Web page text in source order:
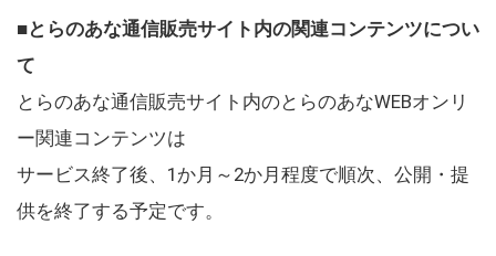
■とらのあな通信販売サイト内の関連コンテンツについ
て
とらのあな通信販売サイト内のとらのあなWEBオンリ
ー関連コンテンツは
サービス終了後、1か月～2か月程度で順次、公開・提
供を終了する予定です。